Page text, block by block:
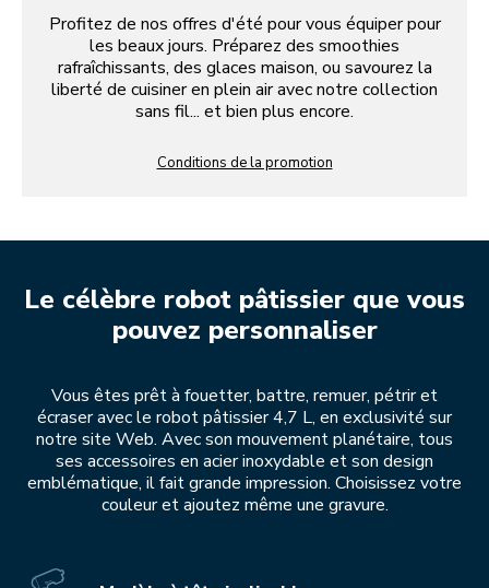
Profitez de nos offres d'été pour vous équiper pour
les beaux jours. Préparez des smoothies
rafraîchissants, des glaces maison, ou savourez la
liberté de cuisiner en plein air avec notre collection
sans fil... et bien plus encore.
Conditions de la promotion
Le célèbre robot pâtissier que vous
pouvez personnaliser
Vous êtes prêt à fouetter, battre, remuer, pétrir et
écraser avec le robot pâtissier 4,7 L, en exclusivité sur
notre site Web. Avec son mouvement planétaire, tous
ses accessoires en acier inoxydable et son design
emblématique, il fait grande impression. Choisissez votre
couleur et ajoutez même une gravure.